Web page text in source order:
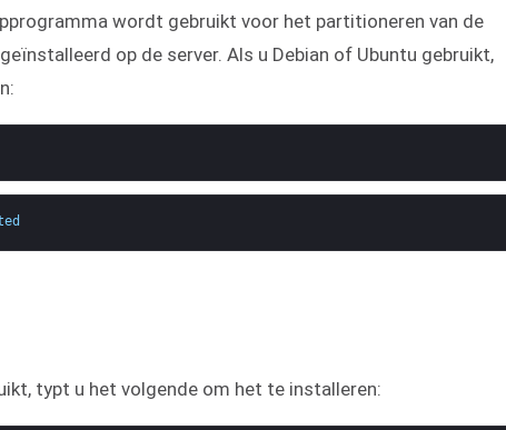
wordt gebruikt voor het partitioneren van de
op de server. Als u Debian of Ubuntu gebruikt,
typt u het volgende om het te installeren: